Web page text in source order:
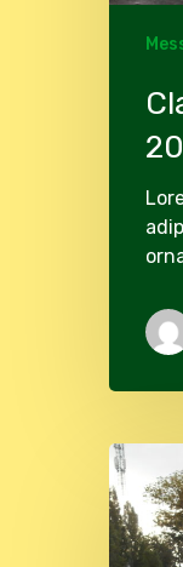
Vienna-
Classic-
Days
2023